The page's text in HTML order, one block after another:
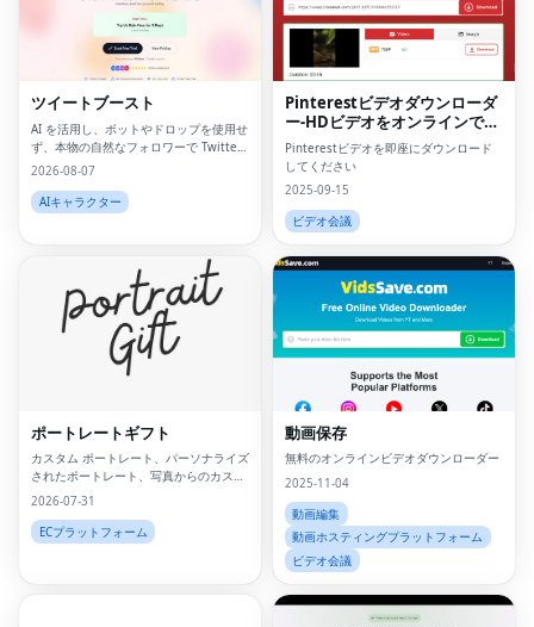
ツイートブースト
AI を活用し、ボットやドロップを使用せ
ず、本物の自然なフォロワーで Twitter
のフォロワーを増やしましょう。
2026-08-07
AIキャラクター
Pinterestビデオダウンローダ
ー-HDビデオをオンラインでダ
ウンロードしてください
Pinterestビデオを即座にダウンロード
してください
2025-09-15
ビデオ会議
ポートレートギフト
カスタム ポートレート、パーソナライズ
されたポートレート、写真からのカスタ
ム ポートレート、パーソナライズされた
ト、写真からのポートレート、カスタム
ウォール アート、パーソナライズされた
2026-07-31
ECプラットフォーム
動画保存
無料のオンラインビデオダウンローダー
2025-11-04
動画編集
動画ホスティングプラットフォーム
ビデオ会議